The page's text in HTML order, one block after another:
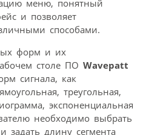
меню, понятный
и позволяет
способами.
форм и их
столе ПО Wavepatt
сигнала, как
треугольная,
экспоненциальная
необходимо выбрать
задать длину сегмента